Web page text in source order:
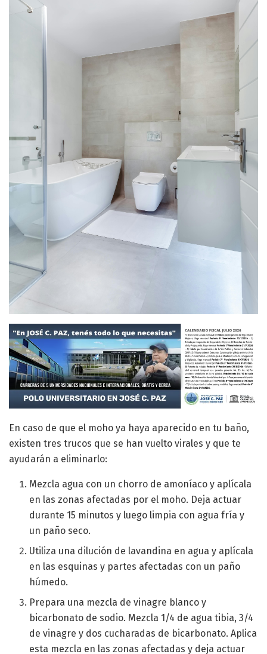
En caso de que el moho ya haya aparecido en tu baño,
existen tres trucos que se han vuelto virales y que te
ayudarán a eliminarlo:
Mezcla agua con un chorro de amoníaco y aplícala
en las zonas afectadas por el moho. Deja actuar
durante 15 minutos y luego limpia con agua fría y
un paño seco.
Utiliza una dilución de lavandina en agua y aplícala
en las esquinas y partes afectadas con un paño
húmedo.
Prepara una mezcla de vinagre blanco y
bicarbonato de sodio. Mezcla 1/4 de agua tibia, 3/4
de vinagre y dos cucharadas de bicarbonato. Aplica
esta mezcla en las zonas afectadas y deja actuar